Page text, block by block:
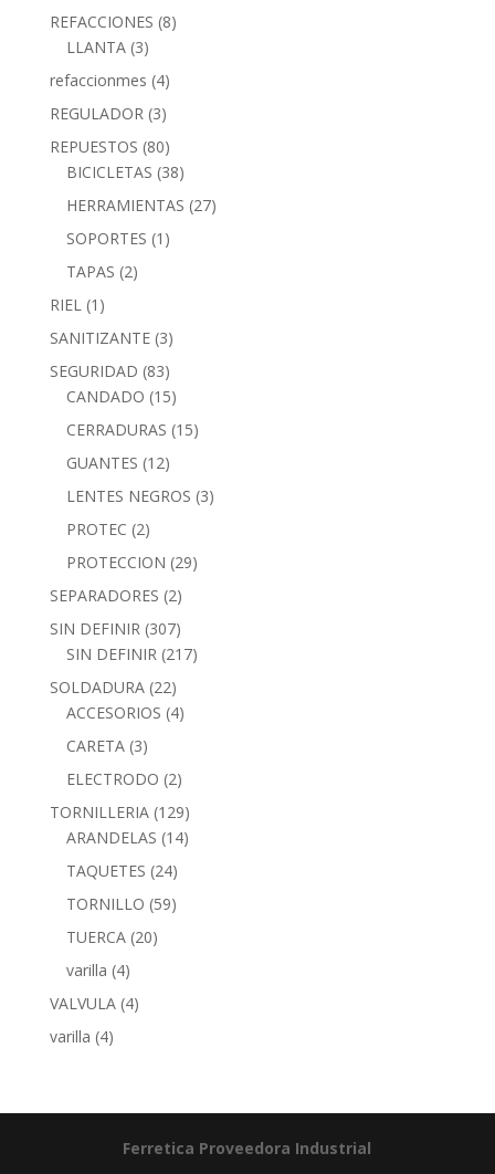
REFACCIONES (8)
LLANTA (3)
refaccionmes (4)
REGULADOR (3)
REPUESTOS (80)
BICICLETAS (38)
HERRAMIENTAS (27)
SOPORTES (1)
TAPAS (2)
RIEL (1)
SANITIZANTE (3)
SEGURIDAD (83)
CANDADO (15)
CERRADURAS (15)
GUANTES (12)
LENTES NEGROS (3)
PROTEC (2)
PROTECCION (29)
SEPARADORES (2)
SIN DEFINIR (307)
SIN DEFINIR (217)
SOLDADURA (22)
ACCESORIOS (4)
CARETA (3)
ELECTRODO (2)
TORNILLERIA (129)
ARANDELAS (14)
TAQUETES (24)
TORNILLO (59)
TUERCA (20)
varilla (4)
VALVULA (4)
varilla (4)
Ferretica Proveedora Industrial